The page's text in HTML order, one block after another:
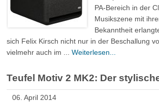
PA-Bereich in der
Musikszene mit
Bekanntheit
sich Felix Kirsch nicht nur in der Beschallung
vielmehr auch im ...Weiterlesen...
Teufel Motiv 2 MK2: Der
06. April 2014